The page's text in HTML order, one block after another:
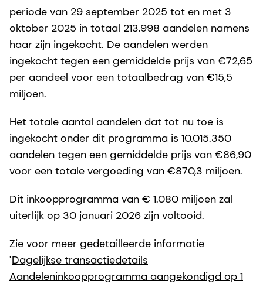
periode van 29 september 2025 tot en met 3
oktober 2025 in totaal 213.998 aandelen namens
haar zijn ingekocht. De aandelen werden
ingekocht tegen een gemiddelde prijs van €72,65
per aandeel voor een totaalbedrag van €15,5
miljoen.
Het totale aantal aandelen dat tot nu toe is
ingekocht onder dit programma is 10.015.350
aandelen tegen een gemiddelde prijs van €86,90
voor een totale vergoeding van €870,3 miljoen.
Dit inkoopprogramma van € 1.080 miljoen zal
uiterlijk op 30 januari 2026 zijn voltooid.
Zie voor meer gedetailleerde informatie
'Dagelijkse transactiedetails
Aandeleninkoopprogramma aangekondigd op 1